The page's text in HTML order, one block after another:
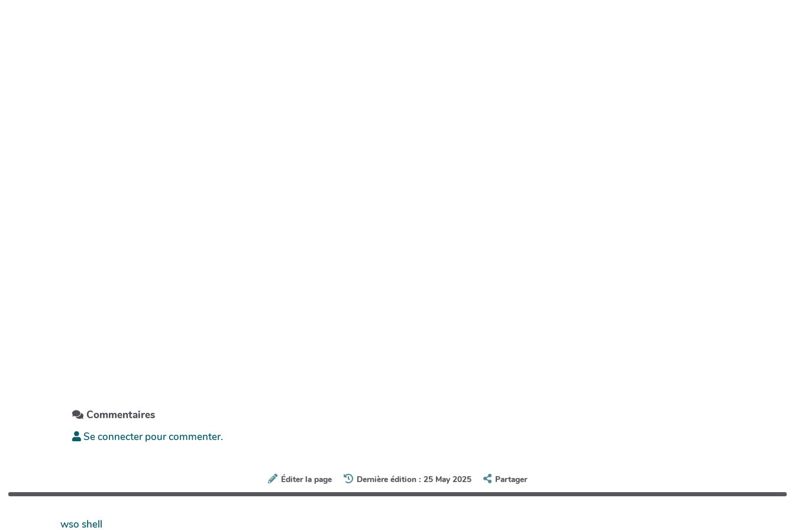
Commentaires
Se connecter pour commenter.
Éditer la page Dernière édition : 25 May 2025 Partager
wso shell